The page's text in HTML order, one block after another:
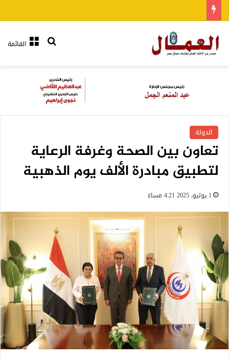
القائمةبحث عن
الدولة
تعاون بين الصحة وغرفة الرعاية
لتطبيق مبادرة الألف يوم الذهبية
1 يوليو، 2025 4:21 مساءً